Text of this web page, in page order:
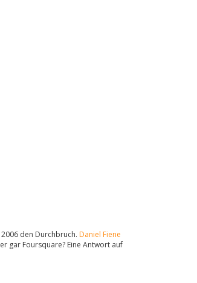
den Durchbruch. Daniel Fiene
gar Foursquare? Eine Antwort auf